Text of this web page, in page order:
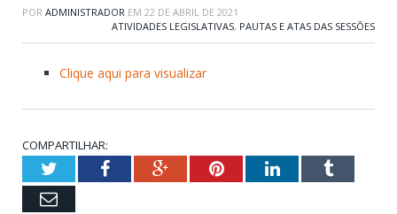
POR ADMINISTRADOR EM 22 DE ABRIL DE 2021
ATIVIDADES LEGISLATIVAS, PAUTAS E ATAS DAS SESSÕES
Clique aqui para visualizar
COMPARTILHAR:
TwitterFacebookGoogle+PinterestLinkedInTumblr
Email